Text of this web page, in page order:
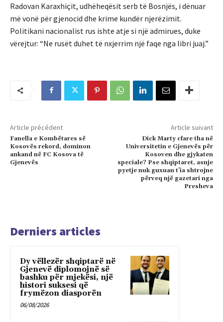
Radovan Karaxhiçit, udhëheqësit serb të Bosnjës, i dënuar
më vonë për gjenocid dhe krime kundër njerëzimit.
Politikani nacionalist rus ishte atje si një admirues, duke
vërejtur: “Ne rusët duhet të nxjerrim një faqe nga libri juaj.”
Article précédent
Fanella e Kombëtares së
Kosovës rekord, dominon
ankand në FC Kosova të
Gjenevës
Article suivant
Dick Marty cfare tha në
Universitetin e Gjenevës për
Kosoven dhe gjykaten
speciale? Pse shqiptaret, asnje
pyetje nuk guxuan t’ia shtrojne
përveq një gazetari nga
Presheva
Derniers articles
Dy vëllezër shqiptarë në
Gjenevë diplomojnë së
bashku për mjekësi, një
histori suksesi që
frymëzon diasporën
06/08/2026